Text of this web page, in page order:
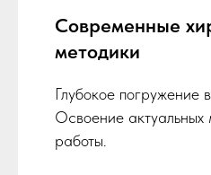
Современные
методики
Глубокое погружение
Освоение актуальных
работы.